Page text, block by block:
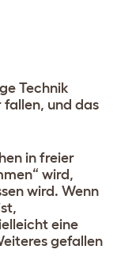
Technik
fallen, und das
in freier
wird,
wird. Wenn
eine
gefallen